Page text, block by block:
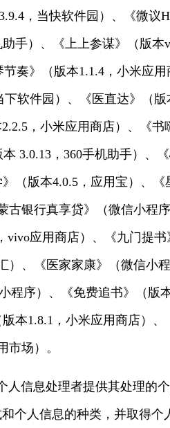
，当快软件园）、《微议
助手）、《上上参谋》（版
奏》（版本1.1.4，小米应
下软件园）、《医直达》（
，小米应用商店）、《
3.0.13，360手机助手）、
（版本4.0.5，应用宝）、
古银行真享贷》（微信小程
vivo应用商店）、《九门提
）、《医家家康》（微信小
程序）、《免费追书》（
本1.8.1，小米应用商店）
市场）。
人信息处理者提供其处理的
个人信息的种类，并取得个